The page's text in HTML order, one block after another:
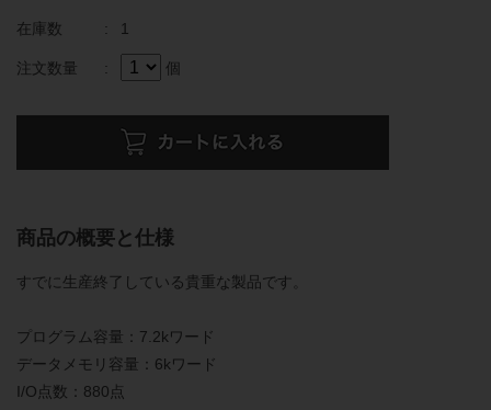
在庫数 : 1
注文数量 : 個
商品の概要と仕様
すでに生産終了している貴重な製品です。
プログラム容量：7.2kワード
データメモリ容量：6kワード
I/O点数：880点